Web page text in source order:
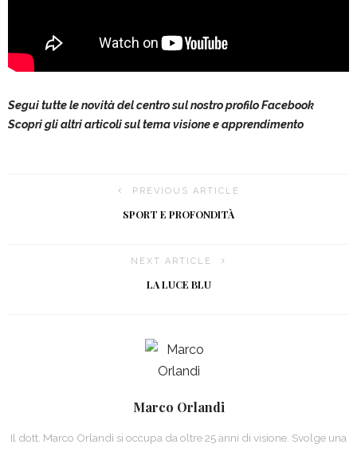
Segui tutte le novità del centro sul nostro profilo Facebook
Scopri gli altri articoli sul tema visione e apprendimento
PREVIOUS ARTICLE
SPORT E PROFONDITÀ
NEXT ARTICLE
LA LUCE BLU
Marco Orlandi
Il dott. Marco Orlandi si occupa da oltre 25 anni di visione. Svolge una